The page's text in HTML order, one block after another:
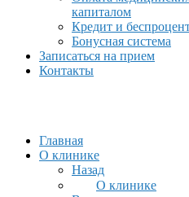
капиталом
Кредит и
Бонусная система
Записаться на прием
Контакты
Главная
О клинике
Назад
О клинике